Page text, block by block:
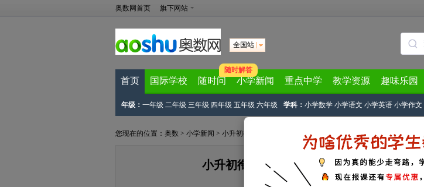
奥数网首页 旗下网站
全国站
首页 国际学校 随时问
随时解答
小学新闻 重点中学 教学资源 趣味乐园
年级： 一年级 二年级 三年级 四年级 五年级 六年级 学科： 小学数学 小学语文 小学英语 小学作文
您现在的位置： 奥数 > 小学新闻 > 小升初衔接
小升初衔接 新初一可能面临的两个问题
来源：奥数网整理 2014-08-11 11:23:07